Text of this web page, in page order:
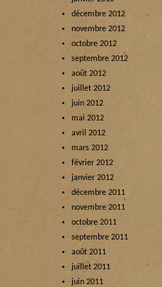
décembre 2012
novembre 2012
octobre 2012
septembre 2012
août 2012
juillet 2012
juin 2012
mai 2012
avril 2012
mars 2012
février 2012
janvier 2012
décembre 2011
novembre 2011
octobre 2011
septembre 2011
août 2011
juillet 2011
juin 2011